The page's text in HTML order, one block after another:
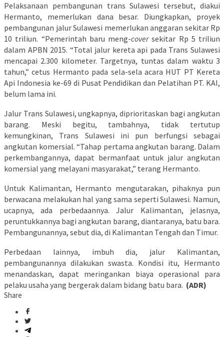
Pelaksanaan pembangunan trans Sulawesi tersebut, diakui
Hermanto, memerlukan dana besar. Diungkapkan, proyek
pembangunan jalur Sulawesi memerlukan anggaran sekitar Rp
10 triliun. “Pemerintah baru meng-coversekitar Rp 5 triliun
dalam APBN 2015. “Total jalur kereta api pada Trans Sulawesi
mencapai 2.300 kilometer. Targetnya, tuntas dalam waktu 3
tahun,” cetus Hermanto pada sela-sela acara HUT PT Kereta
Api Indonesia ke-69 di Pusat Pendidikandan Pelatihan PT. KAI,
belum lama ini.
Jalur Trans Sulawesi, ungkapnya, diprioritaskan bagi angkutan
barang. Meski begitu, tambahnya, tidak tertutup
kemungkinan, Trans Sulawesi ini pun berfungsi sebagai
angkutan komersial. “Tahap pertama angkutan barang. Dalam
perkembangannya, dapat bermanfaat untuk jalur angkutan
komersial yang melayani masyarakat,” terang Hermanto.
Untuk Kalimantan, Hermanto mengutarakan, pihaknya pun
berwacana melakukan hal yang sama seperti Sulawesi. Namun,
ucapnya, ada perbedaannya. Jalur Kalimantan, jelasnya,
peruntukkannya bagi angkutan barang, diantaranya, batu bara.
Pembangunannya, sebut dia, di Kalimantan Tengah dan Timur.
Perbedaan lainnya, imbuh dia, jalur Kalimantan,
pembangunannya dilakukan swasta. Kondisi itu, Hermanto
menandaskan, dapat meringankan biaya operasional para
pelaku usaha yang bergerak dalam bidang batu bara. (ADR)
Share